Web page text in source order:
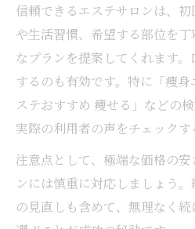
痩身エステ施術例で
信頼できるエステサロンは、
や生活習慣、希望する部位を
なプランを提案してくれます
するのも有効です。特に「痩
ステおすすめ 痩せる」などの
実際の利用者の声をチェックす
注意点として、極端な価格の
ンには慎重に対応しましょう
の見直しも含めて、無理なく